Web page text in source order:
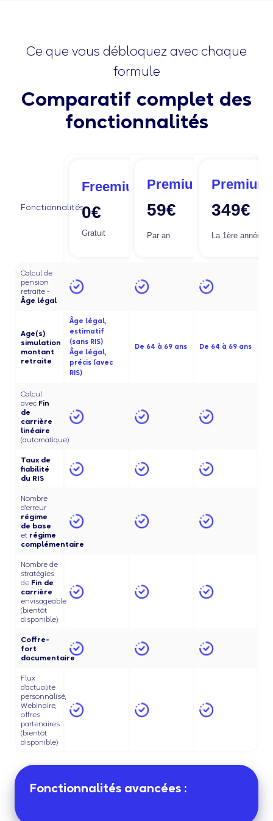
Ce que vous débloquez avec chaque
formule
Comparatif complet des
fonctionnalités
Fonctionnalités
Freemium
0€
Gratuit
Premium
59€
Par an
Premium
349€
La 1ère année
Calcul de
pension
retraite -
Âge légal
Age(s)
simulation
montant
retraite
Âge légal,
estimatif
(sans RIS)
Âge légal,
précis (avec
RIS)
De 64 à 69 ans De 64 à 69 ans
Calcul
avec Fin
de
carrière
linéaire
(automatique)
Taux de
fiabilité
du RIS
Nombre
d'erreur
régime
de base
et régime
complémentaire
Nombre de
stratégies
de Fin de
carrière
envisageable
(bientôt
disponible)
Coffre-
fort
documentaire
Flux
d'actualité
personnalisé,
Webinaire,
offres
partenaires
(bientôt
disponible)
Fonctionnalités avancées :